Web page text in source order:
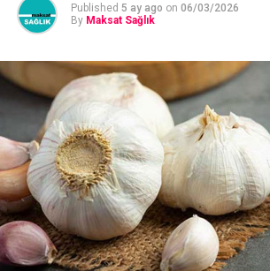
Published 5 ay ago on 06/03/2026
By Maksat Sağlık